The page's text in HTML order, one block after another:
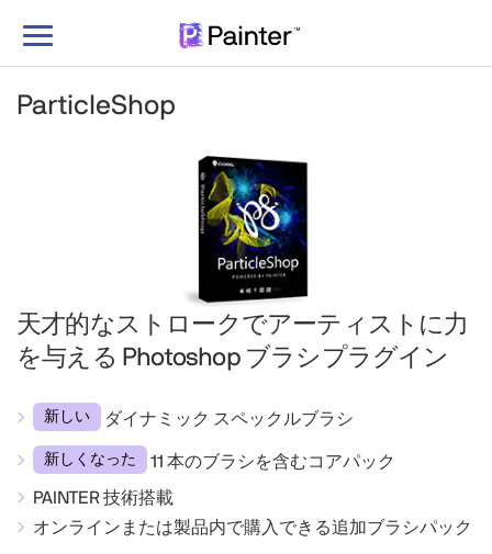
ナ
ー
え
ParticleShop
天才的なストローク でアーティストに力
を与える Photoshop ブラシプラグイン
新しい ダイナミック スペックルブラシ
新しくなった 11 本のブラシを含むコアパック
PAINTER 技術搭載
オンラインまたは製品内で購入できる追加ブラシパック